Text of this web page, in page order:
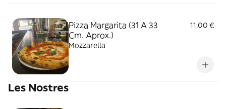
Pizza Margarita (31 A 33
Cm. Aprox.)
11,00 €
Mozzarella
Les Nostres